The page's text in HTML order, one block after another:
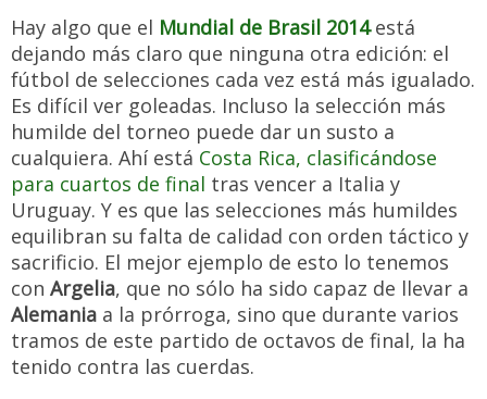
Hay algo que el Mundial de Brasil 2014está
dejando más claro que ninguna otra edición: el
fútbol de selecciones cada vez está más igualado.
Es difícil ver goleadas. Incluso la selección más
humilde del torneo puede dar un susto a
cualquiera. Ahí está Costa Rica, clasificándose
para cuartos de final tras vencer a Italia y
Uruguay. Y es que las selecciones más humildes
equilibran su falta de calidad con orden táctico y
sacrificio. El mejor ejemplo de esto lo tenemos
con Argelia, que no sólo ha sido capaz de llevar a
Alemania a la prórroga, sino que durante varios
tramos de este partido de octavos de final, la ha
tenido contra las cuerdas.